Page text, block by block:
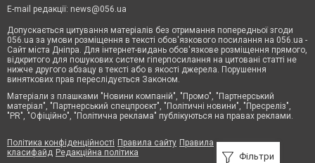
Фільтри
E-mail редакції: news@056.ua
Допускається цитування матеріалів без отримання попередньої згоди
056.ua за умови розміщення в тексті обов'язкового посилання на 056.ua -
Сайт міста Дніпра. Для інтернет-видань обов'язкове розміщення прямого,
відкритого для пошукових систем гіперпосилання на цитовані статті не
нижче другого абзацу в тексті або в якості джерела. Порушення
виняткових прав переслідується Законом.
Матеріали з плашками "Новини компаній", "Промо", "Партнерський
матеріал", "Партнерський спецпроєкт", "Політичні новини", "Пресреліз",
"PR", "Офіційно", "Політична реклама" публікуються на правах реклами.
Політика конфіденційності Правила сайту Правила
класифайд Редакційна політика